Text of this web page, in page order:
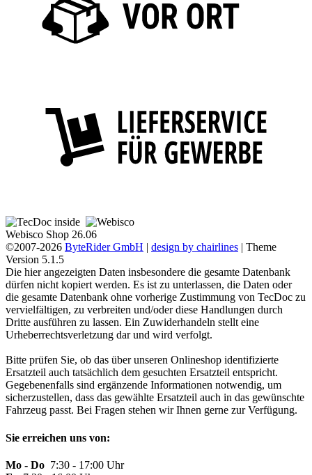
Webisco Shop 26.06
©2007-2026 ByteRider GmbH | design by chairlines | Theme
Version 5.1.5
Die hier angezeigten Daten insbesondere die gesamte Datenbank
dürfen nicht kopiert werden. Es ist zu unterlassen, die Daten oder
die gesamte Datenbank ohne vorherige Zustimmung von TecDoc zu
vervielfältigen, zu verbreiten und/oder diese Handlungen durch
Dritte ausführen zu lassen. Ein Zuwiderhandeln stellt eine
Urheberrechtsverletzung dar und wird verfolgt.
Bitte prüfen Sie, ob das über unseren Onlineshop identifizierte
Ersatzteil auch tatsächlich dem gesuchten Ersatzteil entspricht.
Gegebenenfalls sind ergänzende Informationen notwendig, um
sicherzustellen, dass das gewählte Ersatzteil auch in das gewünschte
Fahrzeug passt. Bei Fragen stehen wir Ihnen gerne zur Verfügung.
Sie erreichen uns von:
Mo - Do 7:30 - 17:00 Uhr